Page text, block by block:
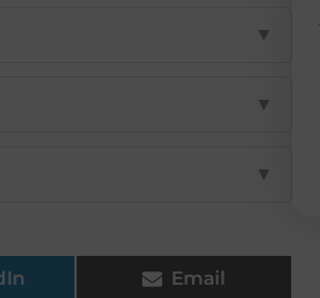
▼
▼
▼
Email